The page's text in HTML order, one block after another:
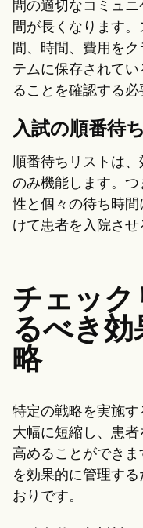
間の適切なコミュ
間が長くなります
間、時間、費用を
テムに保存されて
ることを確認する必
入試の順番待
順番待ちリストは
のみ機能します。
性と個々の待ち時
けて患者を入院させ
チェック
るべき効
略
特定の戦略を実施
大幅に短縮し、患
高めることができ
を効果的に管理す
おりです。